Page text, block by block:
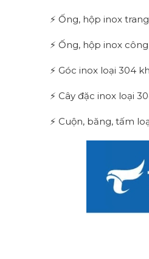
⚡ Ống, hộp inox
⚡ Ống, hộp inox
⚡ Góc inox loại 304
⚡ Cây đặc inox loại
⚡ Cuộn, băng, tấm